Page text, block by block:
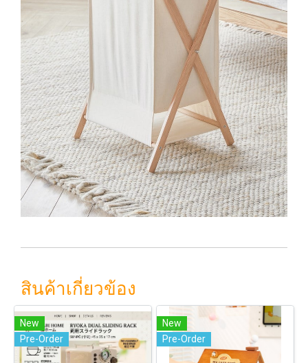
สินค้าเกี่ยวข้อง
New
Pre-Order
New
Pre-Order